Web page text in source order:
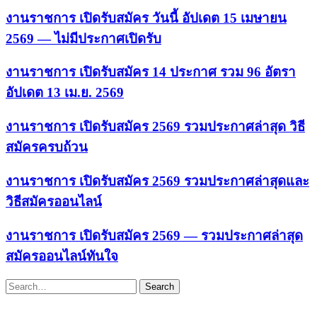
งานราชการ เปิดรับสมัคร วันนี้ อัปเดต 15 เมษายน
2569 — ไม่มีประกาศเปิดรับ
งานราชการ เปิดรับสมัคร 14 ประกาศ รวม 96 อัตรา
อัปเดต 13 เม.ย. 2569
งานราชการ เปิดรับสมัคร 2569 รวมประกาศล่าสุด วิธี
สมัครครบถ้วน
งานราชการ เปิดรับสมัคร 2569 รวมประกาศล่าสุดและ
วิธีสมัครออนไลน์
งานราชการ เปิดรับสมัคร 2569 — รวมประกาศล่าสุด
สมัครออนไลน์ทันใจ
Search